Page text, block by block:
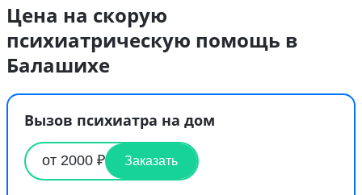
Цена на скорую
психиатрическую помощь в
Балашихе
Вызов психиатра на дом
от 2000 ₽ Заказать